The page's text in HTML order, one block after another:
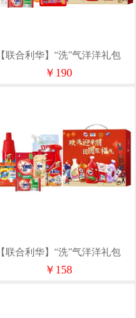
【联合利华】“洗”气洋洋礼包
C1（净含量4536g）
￥190
【联合利华】“洗”气洋洋礼包
A1（净含量4538g）
￥158